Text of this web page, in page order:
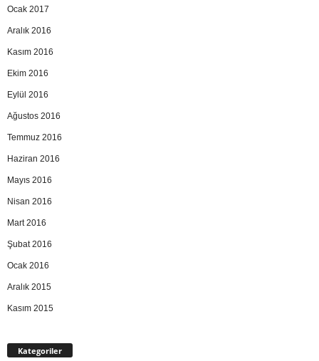
Ocak 2017
Aralık 2016
Kasım 2016
Ekim 2016
Eylül 2016
Ağustos 2016
Temmuz 2016
Haziran 2016
Mayıs 2016
Nisan 2016
Mart 2016
Şubat 2016
Ocak 2016
Aralık 2015
Kasım 2015
Kategoriler